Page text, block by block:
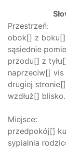
Przestrzeń:
obok[] z
sąsiednie
przodu[] z
naprzeciw[]
drugiej
wzdłuż[] blisko.
Miejsce:
przedpokój[]
sypialnia